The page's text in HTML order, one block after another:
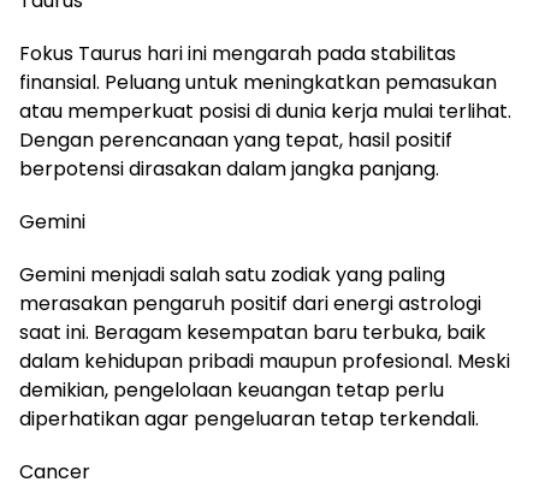
Fokus Taurus hari ini mengarah pada stabilitas
finansial. Peluang untuk meningkatkan pemasukan
atau memperkuat posisi di dunia kerja mulai terlihat.
Dengan perencanaan yang tepat, hasil positif
berpotensi dirasakan dalam jangka panjang.
Gemini
Gemini menjadi salah satu zodiak yang paling
merasakan pengaruh positif dari energi astrologi
saat ini. Beragam kesempatan baru terbuka, baik
dalam kehidupan pribadi maupun profesional. Meski
demikian, pengelolaan keuangan tetap perlu
diperhatikan agar pengeluaran tetap terkendali.
Cancer